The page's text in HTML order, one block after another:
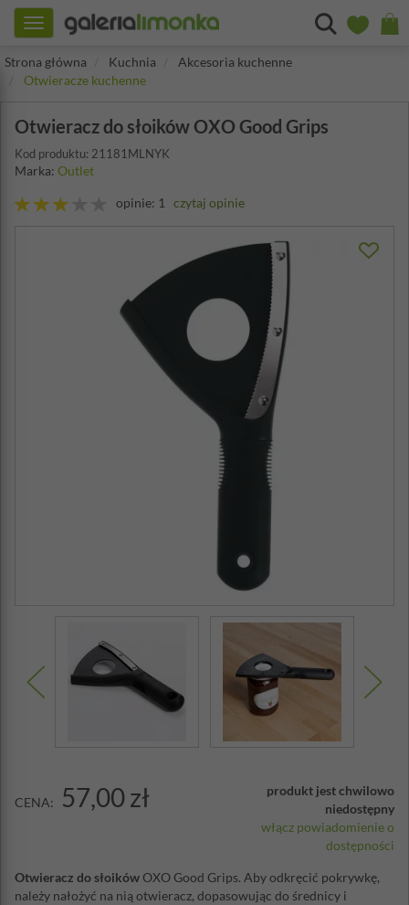
Toggle
navigation
Strona główna
Kuchnia
Akcesoria kuchenne
Otwieracze kuchenne
Otwieracz do słoików OXO Good Grips
Kod produktu: 21181MLNYK
Marka: Outlet
opinie: 1 czytaj opinie
CENA: 57,00 zł
produkt jest chwilowo
niedostępny
włącz powiadomienie o
dostępności
Otwieracz do słoików OXO Good Grips. Aby odkręcić pokrywkę,
należy nałożyć na nią otwieracz, dopasowując do średnicy i